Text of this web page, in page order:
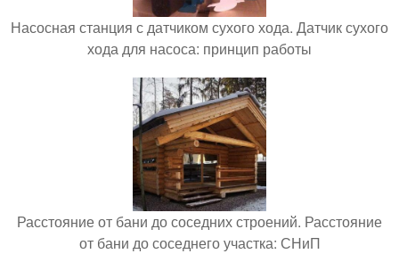
Насосная станция с датчиком сухого хода. Датчик сухого
хода для насоса: принцип работы
Расстояние от бани до соседних строений. Расстояние
от бани до соседнего участка: СНиП